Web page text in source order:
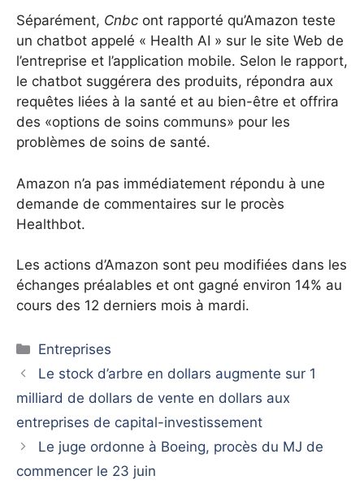
Séparément, Cnbc ont rapporté qu’Amazon teste
un chatbot appelé « Health AI » sur le site Web de
l’entreprise et l’application mobile. Selon le rapport,
le chatbot suggérera des produits, répondra aux
requêtes liées à la santé et au bien-être et offrira
des «options de soins communs» pour les
problèmes de soins de santé.
Amazon n’a pas immédiatement répondu à une
demande de commentaires sur le procès
Healthbot.
Les actions d’Amazon sont peu modifiées dans les
échanges préalables et ont gagné environ 14% au
cours des 12 derniers mois à mardi.
Catégories
Entreprises
Le stock d’arbre en dollars augmente sur 1
milliard de dollars de vente en dollars aux
entreprises de capital-investissement
Le juge ordonne à Boeing, procès du MJ de
commencer le 23 juin